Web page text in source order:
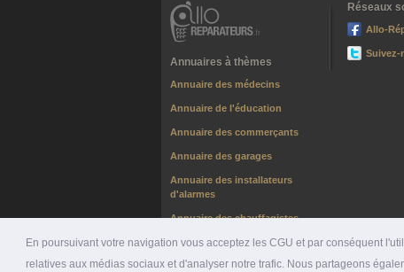
En poursuivant votre navigation vous acceptez les CGU et par conséquent
relatives aux médias sociaux et d'analyser notre trafic. Nous partageons
Annuaires à thèmes
Annuaire des médecins
Annuaire de l'éducation
Annuaire des commerçants
Annuaire des garages
Annuaire des installateurs
d'alarmes
Annuaire des chauffagistes
Réseaux
Allo-
Suivez-